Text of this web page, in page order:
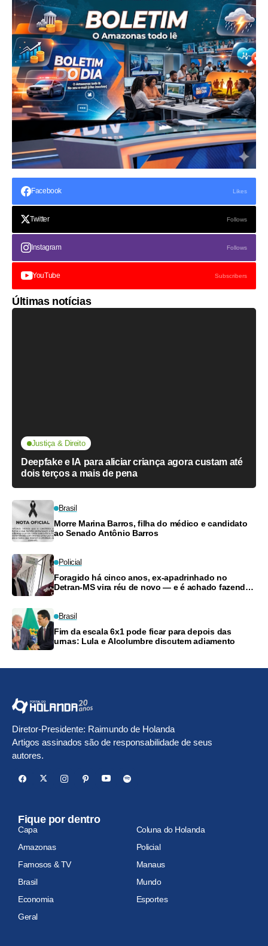
Facebook Likes
Twitter Follows
Instagram Follows
YouTube Subscribers
Últimas notícias
Justiça & Direito
Deepfake e IA para aliciar criança agora custam até
dois terços a mais de pena
Brasil
Morre Marina Barros, filha do médico e candidato
ao Senado Antônio Barros
Policial
Foragido há cinco anos, ex-apadrinhado no
Detran-MS vira réu de novo — e é achado fazendo
Brasil
Fim da escala 6x1 pode ficar para depois das
urnas: Lula e Alcolumbre discutem adiamento
Diretor-Presidente: Raimundo de Holanda
Artigos assinados são de responsabilidade de seus
autores.
Fique por dentro
Capa
Coluna do Holanda
Amazonas
Policial
Famosos & TV
Manaus
Brasil
Mundo
Economia
Esportes
Geral